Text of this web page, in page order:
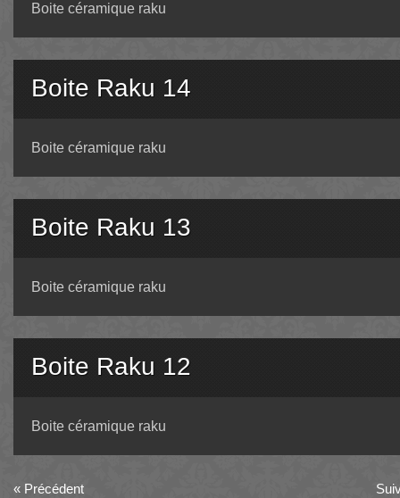
Boite céramique raku
Boite Raku 14
Boite céramique raku
Boite Raku 13
Boite céramique raku
Boite Raku 12
Boite céramique raku
«Précédent